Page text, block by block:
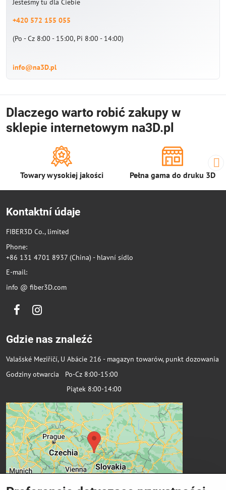
Jesteśmy tu dla Ciebie
+420 572 155 055
(Po - Cz 8:00 - 15:00, Pi 8:00 - 14:00)
info@na3D.pl
Dlaczego warto robić zakupy w
sklepie internetowym na3D.pl
Towary wysokiej jakości Pełna gama do druku 3D
Kontaktní údaje
FIBER3D Co., limited
Phone:
+86 131 4701 8937 (China) - hlavní sídlo
E-mail:
info @ fiber3D.com
FacebookInstagram
Gdzie nas znaleźć
Valašské Meziříčí, U Abácie 216 - magazyn towarów, punkt dozowania
Godziny otwarcia Po-Cz 8:00-15:00
Piątek 8:00-14:00